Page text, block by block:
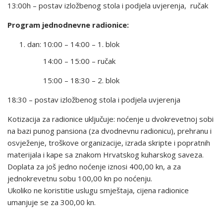
13:00h – postav izložbenog stola i podjela uvjerenja, ručak
Program jednodnevne radionice:
dan: 10:00 – 14:00 – 1. blok
14:00 – 15:00 – ručak
15:00 – 18:30 – 2. blok
18:30 – postav izložbenog stola i podjela uvjerenja
Kotizacija za radionice uključuje: noćenje u dvokrevetnoj sobi
na bazi punog pansiona (za dvodnevnu radionicu), prehranu i
osvježenje, troškove organizacije, izrada skripte i popratnih
materijala i kape sa znakom Hrvatskog kuharskog saveza.
Doplata za još jedno noćenje iznosi 400,00 kn, a za
jednokrevetnu sobu 100,00 kn po noćenju.
Ukoliko ne koristitie uslugu smještaja, cijena radionice
umanjuje se za 300,00 kn.